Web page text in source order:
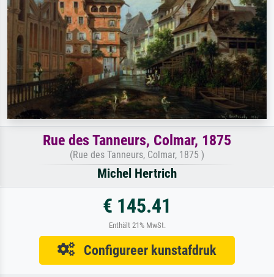
Rue des Tanneurs, Colmar, 1875
(Rue des Tanneurs, Colmar, 1875 )
Michel Hertrich
€ 145.41
Enthält 21% MwSt.
Configureer kunstafdruk